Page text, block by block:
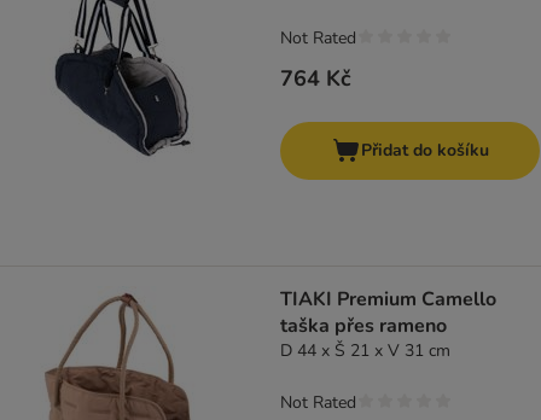
764 Kč
Not Rated
Přidat do košíku
TIAKI Premium Camello
taška přes rameno
D 44 x Š 21 x V 31 cm
Not Rated